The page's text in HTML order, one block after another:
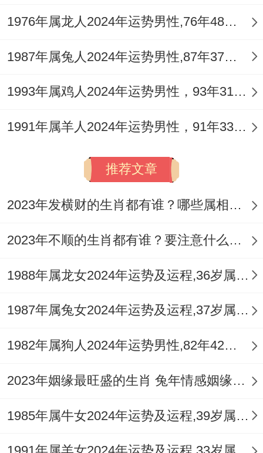
记住2025年是你的蜕变之年每次遇到不不难
整体来说,随身携带的幸运色是酒红色；手机
壁纸换成草原奔马图运势更旺。
遇到重大决策时先深呼吸七秒在决定,着个神
把握住今年每一个机遇的也要记得适时放
又减压。
有意外启发！
记住~属马女生今年的成功方法就藏在"张弛
1976年属龙人2024年运势男性,76年48岁属龙男2024年每月运程怎么样
1987年属兔人2024年运势男性,87年37岁属兔男2024年每月运程怎么样
1993年属鸡人2024年运势男性，93年31岁属鸡男2024年每月运程怎么样
1991年属羊人2024年运势男性，91年33岁属羊男2024年每月运程怎么样
推荐文章
2023年发横财的生肖都有谁？哪些属相财运旺盛？
2023年不顺的生肖都有谁？要注意什么呢？
1988年属龙女2024年运势及运程,36岁属龙人2024全年每月运势女性如何
1987年属兔女2024年运势及运程,37岁属兔人2024全年每月运势女性如何
1982年属狗人2024年运势男性,82年42岁属狗男2024年每月运程怎么样
2023年姻缘最旺盛的生肖 兔年情感姻缘运比较旺的属相
1985年属牛女2024年运势及运程,39岁属牛人2024全年每月运势女性如何